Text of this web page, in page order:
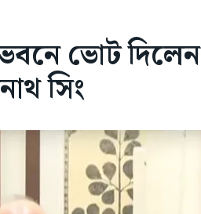
ভবনে ভোট দিলেন
সিং